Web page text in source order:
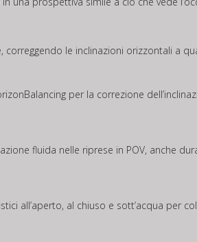
le inclinazioni orizzontali a
per la correzione
fluida nelle riprese in POV, anche
all’aperto, al chiuso e sott’acqua per